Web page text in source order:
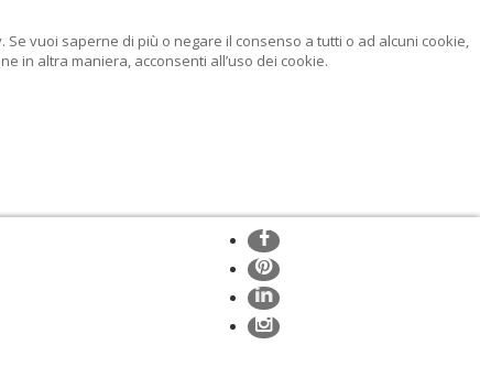
vuoi saperne di più o negare il consenso a tutti o ad alcuni cookie,
in altra maniera, acconsenti all’uso dei cookie.